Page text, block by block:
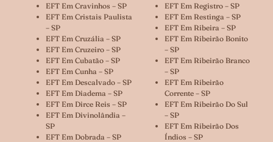
EFT Em Cravinhos – SP
EFT Em Cristais Paulista
– SP
EFT Em Cruzália – SP
EFT Em Cruzeiro – SP
EFT Em Cubatão – SP
EFT Em Cunha – SP
EFT Em Descalvado – SP
EFT Em Diadema – SP
EFT Em Dirce Reis – SP
EFT Em Divinolândia –
SP
EFT Em Dobrada – SP
EFT Em Registro – SP
EFT Em Restinga – SP
EFT Em Ribeira – SP
EFT Em Ribeirão Bonito
– SP
EFT Em Ribeirão Branco
– SP
EFT Em Ribeirão
Corrente – SP
EFT Em Ribeirão Do Sul
– SP
EFT Em Ribeirão Dos
Índios – SP